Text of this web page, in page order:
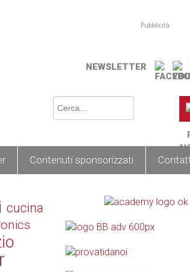
Pubblicità
NEWSLETTER
Contenuti sponsorizzati
cucina